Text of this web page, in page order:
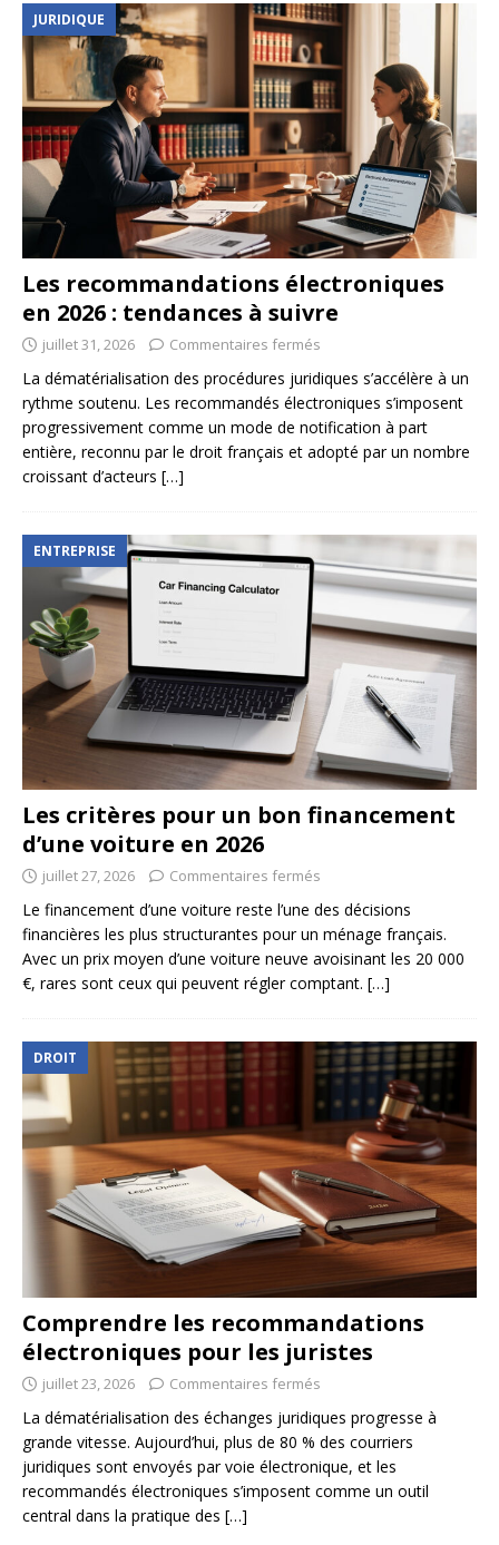
JURIDIQUE
Les recommandations électroniques
en 2026 : tendances à suivre
juillet 31, 2026 Commentaires fermés
La dématérialisation des procédures juridiques s’accélère à un
rythme soutenu. Les recommandés électroniques s’imposent
progressivement comme un mode de notification à part
entière, reconnu par le droit français et adopté par un nombre
croissant d’acteurs […]
ENTREPRISE
Les critères pour un bon financement
d’une voiture en 2026
juillet 27, 2026 Commentaires fermés
Le financement d’une voiture reste l’une des décisions
financières les plus structurantes pour un ménage français.
Avec un prix moyen d’une voiture neuve avoisinant les 20 000
€, rares sont ceux qui peuvent régler comptant. […]
DROIT
Comprendre les recommandations
électroniques pour les juristes
juillet 23, 2026 Commentaires fermés
La dématérialisation des échanges juridiques progresse à
grande vitesse. Aujourd’hui, plus de 80 % des courriers
juridiques sont envoyés par voie électronique, et les
recommandés électroniques s’imposent comme un outil
central dans la pratique des […]